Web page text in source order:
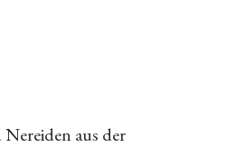
aus der